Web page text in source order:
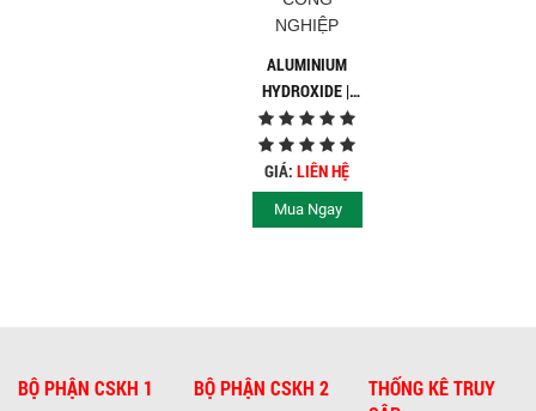
ALUMINIUM
HYDROXIDE ||
NHÔM
HYDROXIT ||
AL(OH)3 || HÓA
CHẤT CÔNG
NGHIỆP
GIÁ:LIÊN HỆ
Mua Ngay
BỘ PHẬN CSKH 1 BỘ PHẬN CSKH 2
THỐNG KÊ TRUY